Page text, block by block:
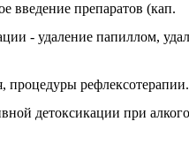
введение препаратов (кап.
- удаление папиллом,
процедуры рефлексотерапии.
детоксикации при